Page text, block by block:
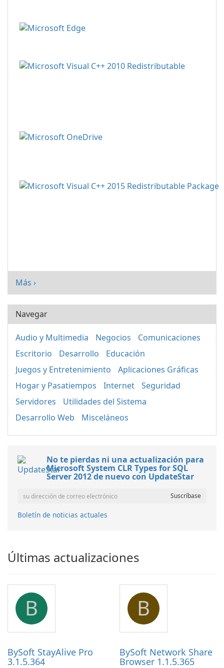
Más ›
Navegar
Audio y Multimedia Negocios
Comunicaciones
Escritorio
Desarrollo
Educación
Juegos y Entretenimiento
Aplicaciones Gráficas
Hogar y Pasatiempos
Internet
Seguridad
Servidores
Utilidades del Sistema
Desarrollo Web
Misceláneos
No te pierdas ni una actualización para
Microsoft System CLR Types for SQL
Server 2012 de nuevo con UpdateStar
Boletín de noticias actuales
Últimas actualizaciones
B
BySoft StayAlive Pro
3.1.5.364
B
BySoft Network Share
Browser 1.1.5.365